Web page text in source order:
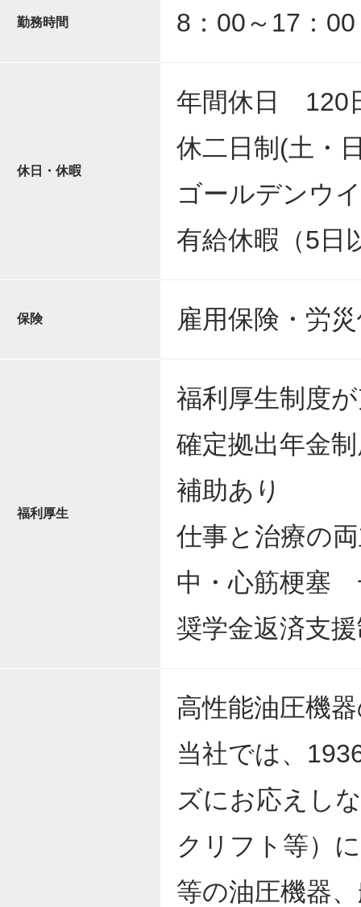
勤務時間 8：00～17：
休日・休暇
年間休日 120
休二日制(土・
ゴールデンウ
有給休暇（5日
保険 雇用保険・労
福利厚生
福利厚生制度
確定拠出年金
補助あり
仕事と治療の
中・心筋梗塞
奨学金返済支
高性能油圧機
当社では、
ズにお応えし
クリフト等）
等の油圧機器